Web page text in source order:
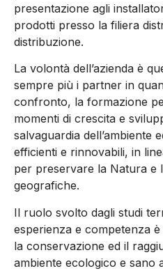
presentazione agli
prodotti presso la filiera
distribuzione.
La volontà dell’azienda è
sempre più i partner in
confronto, la formazione
momenti di crescita e
salvaguardia dell’ambiente
efficienti e rinnovabili, in
per preservare la Natura e
geografiche.
Il ruolo svolto dagli studi
esperienza e competenza
la conservazione ed il
ambiente ecologico e sano